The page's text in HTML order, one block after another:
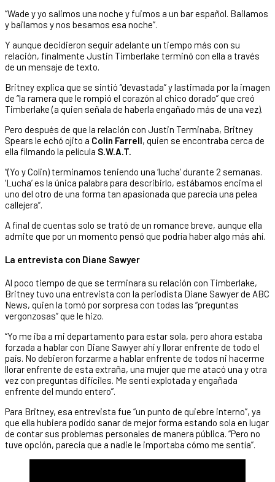
“Wade y yo salimos una noche y fuimos a un bar español. Bailamos
y bailamos y nos besamos esa noche”.
Y aunque decidieron seguir adelante un tiempo más con su
relación, finalmente Justin Timberlake terminó con ella a través
de un mensaje de texto.
Britney explica que se sintió “devastada” y lastimada por la imagen
de “la ramera que le rompió el corazón al chico dorado” que creó
Timberlake (a quien señala de haberla engañado más de una vez).
Pero después de que la relación con Justin Terminaba, Britney
Spears le echó ojito a Colin Farrell, quien se encontraba cerca de
ella filmando la película S.W.A.T.
“(Yo y Colin) terminamos teniendo una ‘lucha’ durante 2 semanas.
‘Lucha’ es la única palabra para describirlo, estábamos encima el
uno del otro de una forma tan apasionada que parecía una pelea
callejera”.
A final de cuentas solo se trató de un romance breve, aunque ella
admite que por un momento pensó que podría haber algo más ahí.
La entrevista con Diane Sawyer
Al poco tiempo de que se terminara su relación con Timberlake,
Britney tuvo una entrevista con la periodista Diane Sawyer de ABC
News, quien la tomó por sorpresa con todas las “preguntas
vergonzosas” que le hizo.
“Yo me iba a mi departamento para estar sola, pero ahora estaba
forzada a hablar con Diane Sawyer ahí y llorar enfrente de todo el
país. No debieron forzarme a hablar enfrente de todos ni hacerme
llorar enfrente de esta extraña, una mujer que me atacó una y otra
vez con preguntas difíciles. Me sentí explotada y engañada
enfrente del mundo entero”.
Para Britney, esa entrevista fue “un punto de quiebre interno”, ya
que ella hubiera podido sanar de mejor forma estando sola en lugar
de contar sus problemas personales de manera pública. “Pero no
tuve opción, parecía que a nadie le importaba cómo me sentía”.